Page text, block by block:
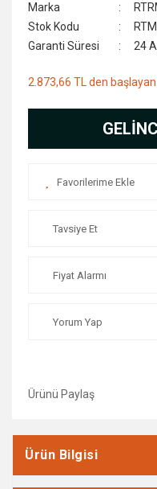
Marka
Stok Kodu
Garanti Süresi
24
2.873,66 TL den
Tavsiye Et
Fiyat Alarmı
Yorum Yap
Ürünü Paylaş
Ürün Bilgisi